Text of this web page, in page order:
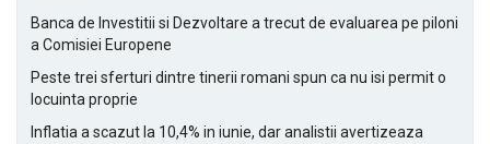
Banca de Investitii si Dezvoltare a trecut de evaluarea pe piloni
a Comisiei Europene
Peste trei sferturi dintre tinerii romani spun ca nu isi permit o
locuinta proprie
Inflatia a scazut la 10,4% in iunie, dar analistii avertizeaza